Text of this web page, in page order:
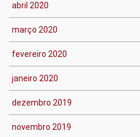
abril 2020
março 2020
fevereiro 2020
janeiro 2020
dezembro 2019
novembro 2019